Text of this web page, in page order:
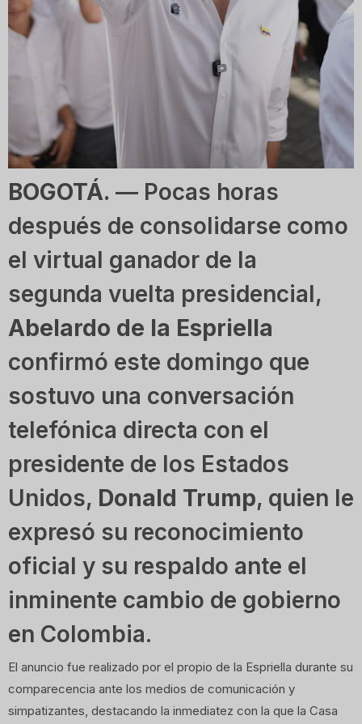
BOGOTÁ. — Pocas horas
después de consolidarse como
el virtual ganador de la
segunda vuelta presidencial,
Abelardo de la Espriella
confirmó este domingo que
sostuvo una conversación
telefónica directa con el
presidente de los Estados
Unidos, Donald Trump, quien le
expresó su reconocimiento
oficial y su respaldo ante el
inminente cambio de gobierno
en Colombia.
El anuncio fue realizado por el propio de la Espriella durante su
comparecencia ante los medios de comunicación y
simpatizantes, destacando la inmediatez con la que la Casa